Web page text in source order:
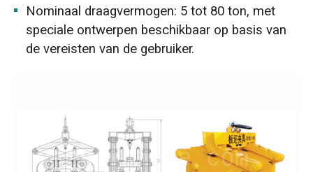
Nominaal draagvermogen: 5 tot 80 ton, met
speciale ontwerpen beschikbaar op basis van
de vereisten van de gebruiker.